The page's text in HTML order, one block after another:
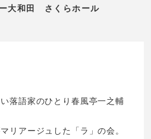
大和田 さくらホール
落語家のひとり春風亭一之輔
リアージュした「ラ」の会。